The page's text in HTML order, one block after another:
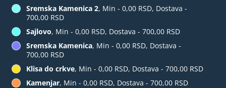
Sremska Kamenica 2, Min - 0,00 RSD, Dostava -
700,00 RSD
Sajlovo, Min - 0,00 RSD, Dostava - 700,00 RSD
Sremska Kamenica, Min - 0,00 RSD, Dostava -
700,00 RSD
Klisa do crkve, Min - 0,00 RSD, Dostava - 700,00 RSD
Kamenjar, Min - 0,00 RSD, Dostava - 700,00 RSD